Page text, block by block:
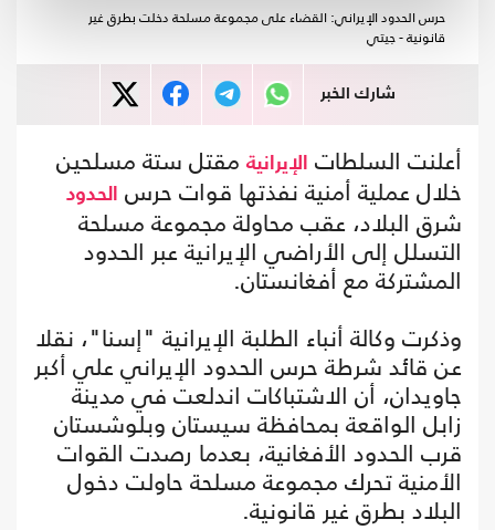
حرس الحدود الإيراني: القضاء على مجموعة مسلحة دخلت بطرق غير
قانونية - جيتي
شارك الخبر
أعلنت السلطات الإيرانية مقتل ستة مسلحين
خلال عملية أمنية نفذتها قوات حرس
الحدود
شرق البلاد، عقب محاولة مجموعة مسلحة
التسلل إلى الأراضي الإيرانية عبر الحدود
المشتركة مع أفغانستان.
وذكرت وكالة أنباء الطلبة الإيرانية "إسنا"، نقلا
عن قائد شرطة حرس الحدود الإيراني علي أكبر
جاويدان، أن الاشتباكات اندلعت في مدينة
زابل الواقعة بمحافظة سيستان وبلوشستان
قرب الحدود الأفغانية، بعدما رصدت القوات
الأمنية تحرك مجموعة مسلحة حاولت دخول
البلاد بطرق غير قانونية.